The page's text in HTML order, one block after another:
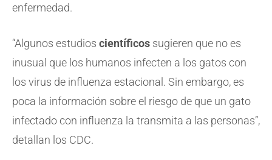
enfermedad.
“Algunos estudios científicos sugieren que no es
inusual que los humanos infecten a los gatos con
los virus de influenza estacional. Sin embargo, es
poca la información sobre el riesgo de que un gato
infectado con influenza la transmita a las personas”,
detallan los CDC.